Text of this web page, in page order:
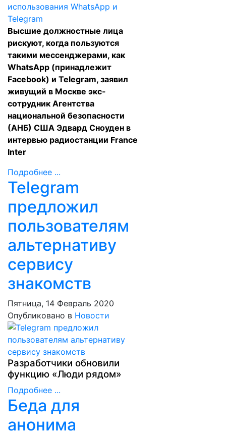
Высшие должностные лица
рискуют, когда пользуются
такими мессенджерами, как
WhatsApp (принадлежит
Facebook) и Telegram, заявил
живущий в Москве экс-
сотрудник Агентства
национальной безопасности
(АНБ) США Эдвард Сноуден в
интервью радиостанции France
Inter
Подробнее ...
Telegram
предложил
пользователям
альтернативу
сервису
знакомств
Пятница, 14 Февраль 2020
Опубликовано в Новости
Разработчики обновили
функцию «Люди рядом»
Подробнее ...
Беда для
анонима